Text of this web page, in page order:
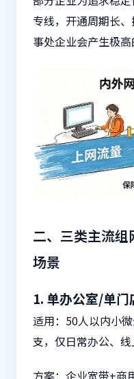
专线，开通周期长
事处企业会产生极高
二、三类主流
场景
1. 单办公室/单门
适用：50人以内小
支，仅日常办公、线
方案：企业宽带+商